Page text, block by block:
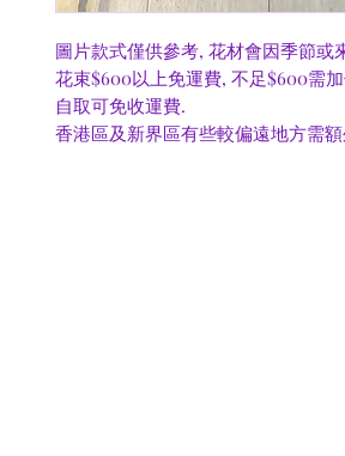
圖片款式僅供參考, 花材會因季節或
花束$600以上免運費, 不足$600需
自取可免收運費.
香港區及新界區有些較偏遠地方需